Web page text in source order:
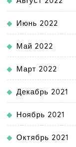
Июнь 2022
Май 2022
Март 2022
Декабрь 2021
Ноябрь 2021
Октябрь 2021